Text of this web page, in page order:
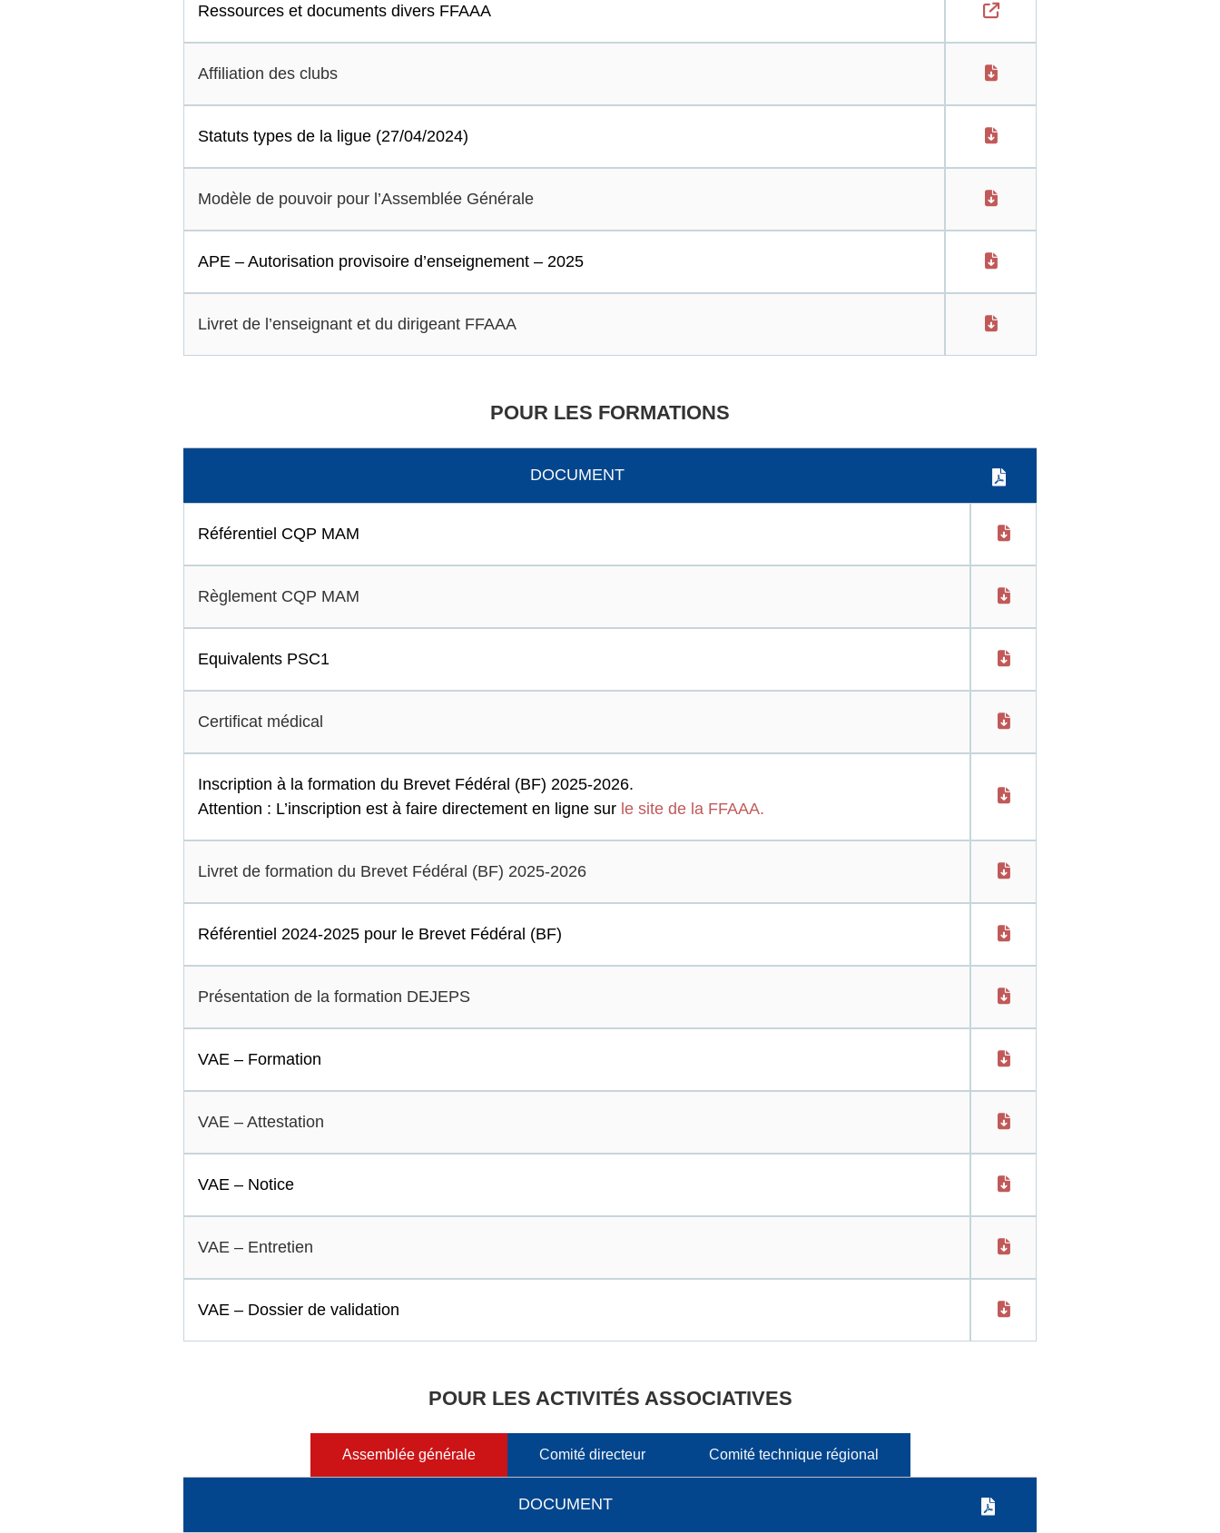
Ressources et documents divers FFAAA
Affiliation des clubs
Statuts types de la ligue (27/04/2024)
Modèle de pouvoir pour l’Assemblée Générale
APE – Autorisation provisoire d’enseignement – 2025
Livret de l’enseignant et du dirigeant FFAAA
POUR LES FORMATIONS
DOCUMENT
Référentiel CQP MAM
Règlement CQP MAM
Equivalents PSC1
Certificat médical
Inscription à la formation du Brevet Fédéral (BF) 2025-2026.
Attention : L’inscription est à faire directement en ligne sur le site de la FFAAA.
Livret de formation du Brevet Fédéral (BF) 2025-2026
Référentiel 2024-2025 pour le Brevet Fédéral (BF)
Présentation de la formation DEJEPS
VAE – Formation
VAE – Attestation
VAE – Notice
VAE – Entretien
VAE – Dossier de validation
POUR LES ACTIVITÉS ASSOCIATIVES
Assemblée générale Comité directeur Comité technique régional
DOCUMENT